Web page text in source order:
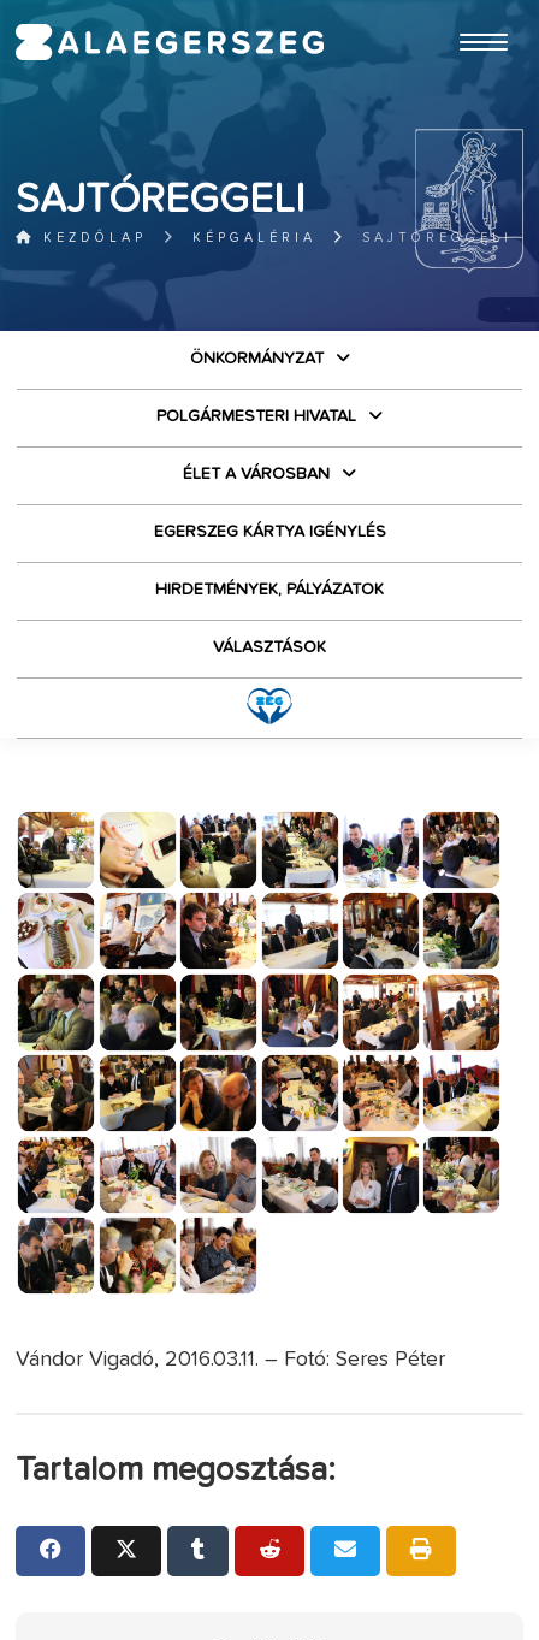
SAJTÓREGGELI
KEZDŐLAP KÉPGALÉRIA SAJTÓREGGELI
ÖNKORMÁNYZAT
POLGÁRMESTERI HIVATAL
ÉLET A VÁROSBAN
EGERSZEG KÁRTYA IGÉNYLÉS
HIRDETMÉNYEK, PÁLYÁZATOK
VÁLASZTÁSOK
Vándor Vigadó, 2016.03.11. – Fotó: Seres Péter
Tartalom megosztása: